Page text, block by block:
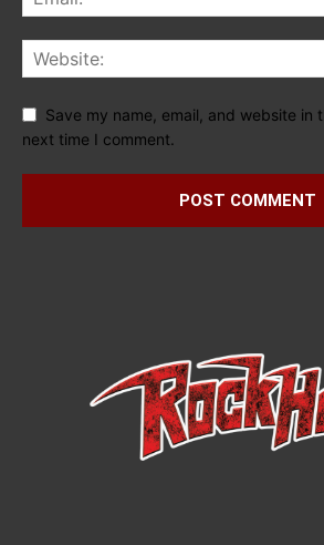
Save my name, email, and website in
next time I comment.